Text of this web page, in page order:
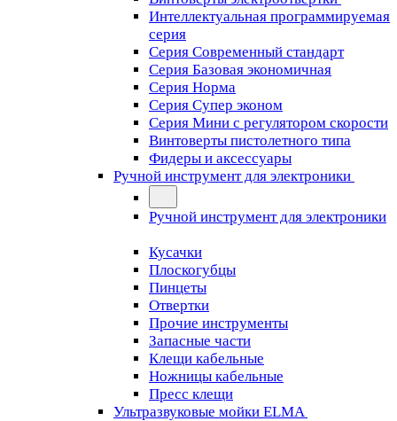
Интеллектуальная программируемая
серия
Серия Современный стандарт
Серия Базовая экономичная
Серия Норма
Серия Cупер эконом
Серия Мини с регулятором скорости
Винтоверты пистолетного типа
Фидеры и аксессуары
Ручной инструмент для электроники
Ручной инструмент для электроники
Кусачки
Плоскогубцы
Пинцеты
Отвертки
Прочие инструменты
Запасные части
Клещи кабельные
Ножницы кабельные
Пресс клещи
Ультразвуковые мойки ELMA